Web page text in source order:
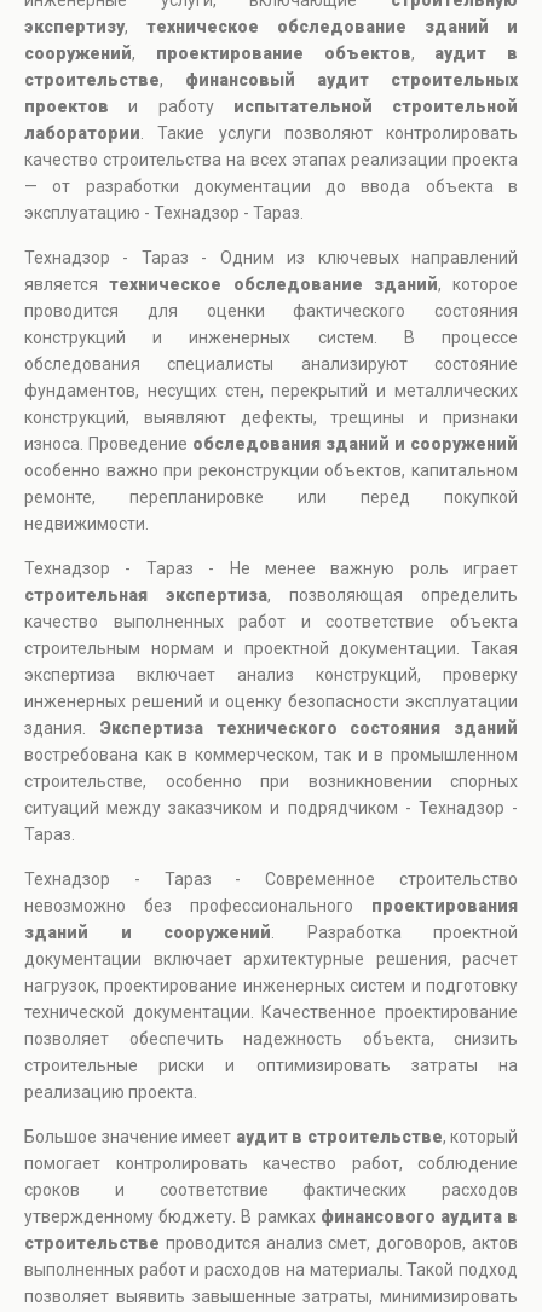
экспертизу, техническое обследование зданий и
сооружений, проектирование объектов, аудит в
строительстве, финансовый аудит строительных
проектов и работу испытательной строительной
лаборатории . Такие услуги позволяют контролировать
качество строительства на всех этапах реализации проекта
— от разработки документации до ввода объекта в
эксплуатацию - Технадзор - Тараз.
Технадзор - Тараз - Одним из ключевых направлений
являетсятехническое обследование зданий, которое
проводится для оценки фактического состояния
конструкций и инженерных систем. В процессе
обследования специалисты анализируют состояние
фундаментов, несущих стен, перекрытий и металлических
конструкций, выявляют дефекты, трещины и признаки
износа. Проведение обследования зданий и сооружений
особенно важно при реконструкции объектов, капитальном
ремонте, перепланировке или перед покупкой
недвижимости.
Технадзор - Тараз - Не менее важную роль играет
строительная экспертиза, позволяющая определить
качество выполненных работ и соответствие объекта
строительным нормам и проектной документации. Такая
экспертиза включает анализ конструкций, проверку
инженерных решений и оценку безопасности эксплуатации
здания. Экспертиза технического состояния зданий
востребована как в коммерческом, так и в промышленном
строительстве, особенно при возникновении спорных
ситуаций между заказчиком и подрядчиком - Технадзор -
Тараз.
Технадзор - Тараз - Современное строительство
невозможно без профессионального проектирования
зданий и сооружений . Разработка проектной
документации включает архитектурные решения, расчет
нагрузок, проектирование инженерных систем и подготовку
технической документации. Качественное проектирование
позволяет обеспечить надежность объекта, снизить
строительные риски и оптимизировать затраты на
реализацию проекта.
Большое значение имеет аудит в строительстве, который
помогает контролировать качество работ, соблюдение
сроков и соответствие фактических расходов
утвержденному бюджету. В рамках финансового аудита в
строительстве проводится анализ смет, договоров, актов
выполненных работ и расходов на материалы. Такой подход
позволяет выявить завышенные затраты, минимизировать